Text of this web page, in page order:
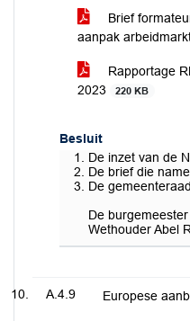
Brief
aanpak
Rapportage
2023
220 KB
Besluit
De inzet van de
De brief die
De
De
Wethouder Abel
A.4.9 Europese